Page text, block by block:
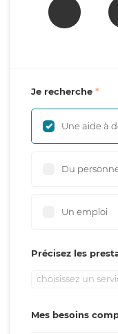
Je recherche
Une aide à
Du
Un emploi
Précisez les
choisissez un
Mes besoins